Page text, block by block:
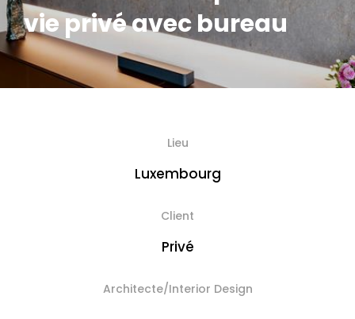
vie privé avec bureau
Lieu
Luxembourg
Client
Privé
Architecte/Interior Design